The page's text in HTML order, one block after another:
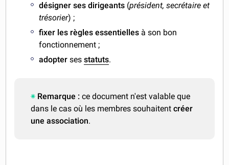
désigner ses dirigeants (président, secrétaire et
trésorier) ;
fixer les règles essentielles à son bon
fonctionnement ;
adoptersesstatuts.
Remarque : ce document n'est valable que
dans le cas où les membres souhaitentcréer
une association.